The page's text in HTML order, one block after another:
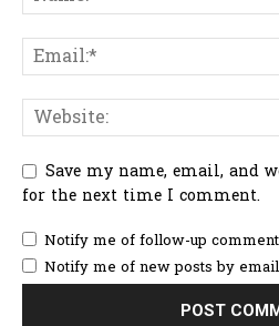
Save my name, email, and
for the next time I comment.
Notify me of follow-up
Notify me of new posts by